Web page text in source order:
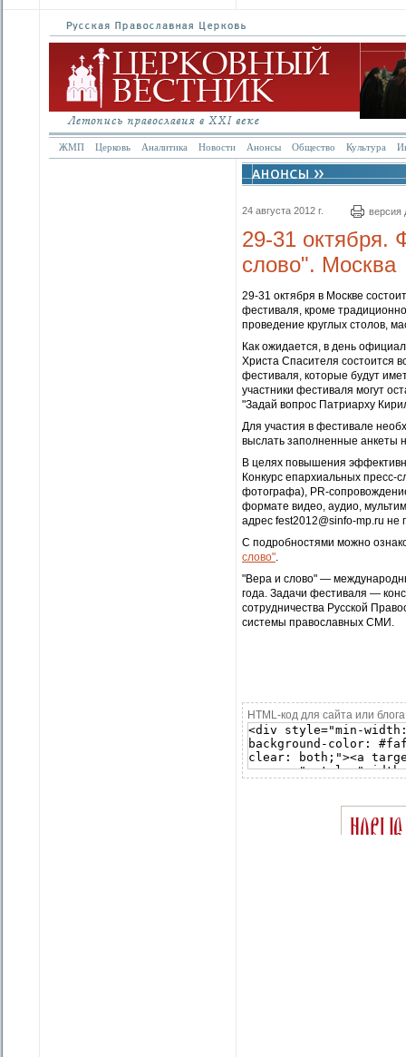
ЖМП Церковь Аналитика Новости Анонсы Общество Культура
24 августа 2012 г. версия
29-31 октября.
слово". Москва
29-31 октября в Москве
фестиваля, кроме
проведение круглых столов,
Как ожидается, в день
Христа Спасителя состоится
фестиваля, которые будут
участники фестиваля могут
"Задай вопрос Патриарху
Для участия в фестивале
выслать заполненные анкеты
В целях повышения
Конкурс епархиальных
фотографа), PR-
формате видео, аудио,
адрес fest2012@sinfo-mp.ru не
С подробностями можно
слово".
"Вера и слово" —
года. Задачи фестиваля —
сотрудничества Русской
системы православных СМИ.
HTML-код для сайта или